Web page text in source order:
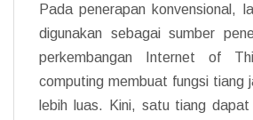
Pada penerapan konvensional,
digunakan sebagai sumber
perkembangan Internet of
computing membuat fungsi tiang
lebih luas. Kini, satu tiang dapat